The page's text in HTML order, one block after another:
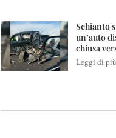
Schianto
un’auto
chiusa
Leggi di